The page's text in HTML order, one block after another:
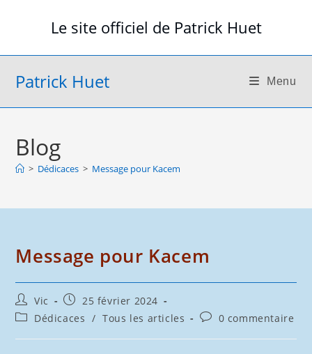
Le site officiel de Patrick Huet
Patrick Huet Menu
Blog
> Dédicaces > Message pour Kacem
Message pour Kacem
Auteur/autrice
de
la
publication :
Vic
Publication
publiée :
25 février 2024
PostDédicaces / Tous les articles
Commentaires
la
0 commentaire